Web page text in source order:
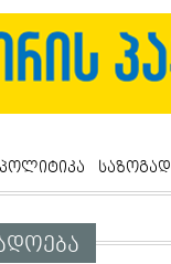
პოლიტიკა